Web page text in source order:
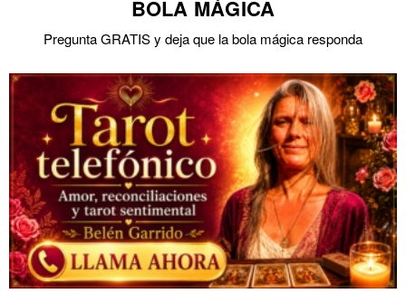
BOLA MÁGICA
Pregunta GRATIS y deja que la bola mágica responda